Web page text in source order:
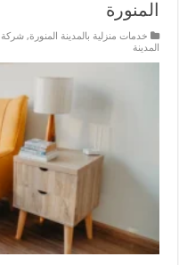
المنورة
خدمات منزلية بالمدينة المنورة,شركة
المدينة